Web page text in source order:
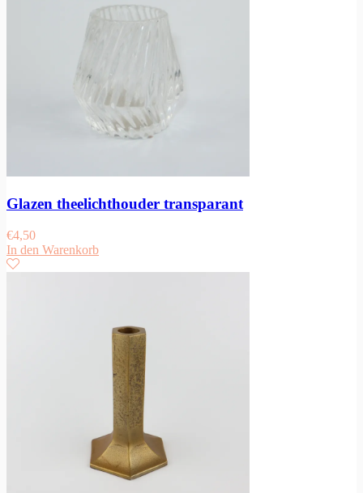
Glazen theelichthouder transparant
€4,50
In den Warenkorb